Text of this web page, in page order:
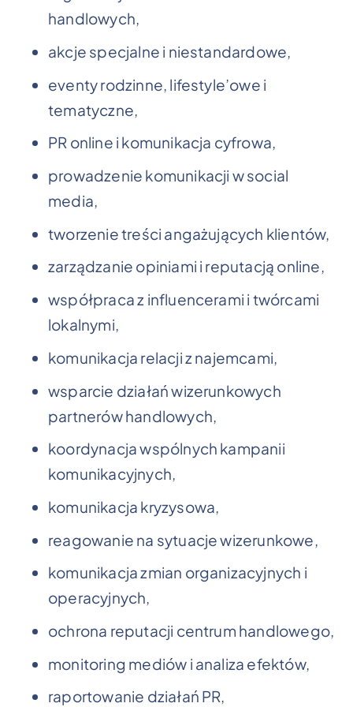
handlowych,
akcje specjalne i niestandardowe,
eventy rodzinne, lifestyle’owe i
tematyczne,
PR online i komunikacja cyfrowa,
prowadzenie komunikacji w social
media,
tworzenie treści angażujących klientów,
zarządzanie opiniami i reputacją online,
współpraca z influencerami i twórcami
lokalnymi,
komunikacja relacji z najemcami,
wsparcie działań wizerunkowych
partnerów handlowych,
koordynacja wspólnych kampanii
komunikacyjnych,
komunikacja kryzysowa,
reagowanie na sytuacje wizerunkowe,
komunikacja zmian organizacyjnych i
operacyjnych,
ochrona reputacji centrum handlowego,
monitoring mediów i analiza efektów,
raportowanie działań PR,